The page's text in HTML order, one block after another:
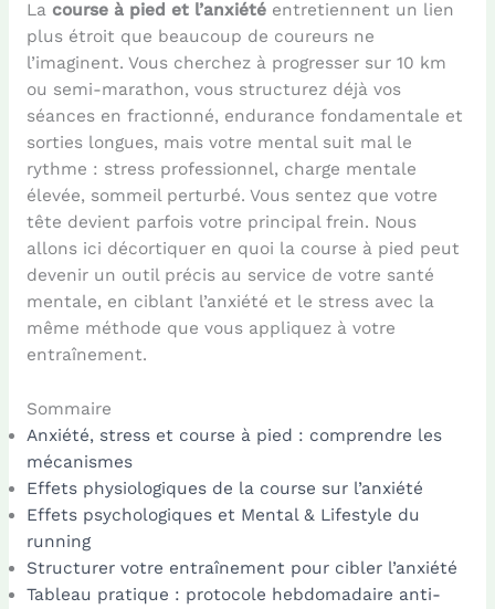
La course à pied et l’anxiétéentretiennent un lien
plus étroit que beaucoup de coureurs ne
l’imaginent. Vous cherchez à progresser sur 10 km
ou semi-marathon, vous structurez déjà vos
séances en fractionné, endurance fondamentale et
sorties longues, mais votre mental suit mal le
rythme : stress professionnel, charge mentale
élevée, sommeil perturbé. Vous sentez que votre
tête devient parfois votre principal frein. Nous
allons ici décortiquer en quoi la course à pied peut
devenir un outil précis au service de votre santé
mentale, en ciblant l’anxiété et le stress avec la
même méthode que vous appliquez à votre
entraînement.
Sommaire
Anxiété, stress et course à pied : comprendre les
mécanismes
Effets physiologiques de la course sur l’anxiété
Effets psychologiques et Mental & Lifestyle du
running
Structurer votre entraînement pour cibler l’anxiété
Tableau pratique : protocole hebdomadaire anti-